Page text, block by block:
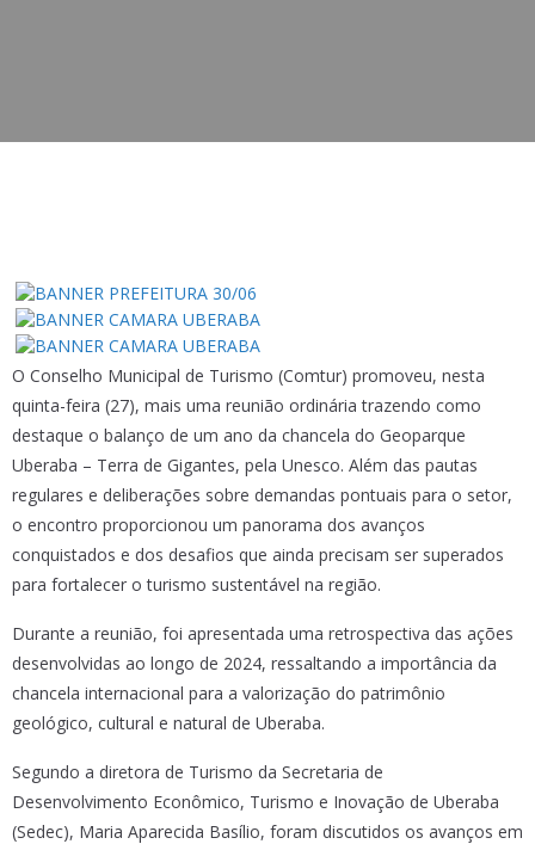
O Conselho Municipal de Turismo (Comtur) promoveu, nesta
quinta-feira (27), mais uma reunião ordinária trazendo como
destaque o balanço de um ano da chancela do Geoparque
Uberaba – Terra de Gigantes, pela Unesco. Além das pautas
regulares e deliberações sobre demandas pontuais para o setor,
o encontro proporcionou um panorama dos avanços
conquistados e dos desafios que ainda precisam ser superados
para fortalecer o turismo sustentável na região.
Durante a reunião, foi apresentada uma retrospectiva das ações
desenvolvidas ao longo de 2024, ressaltando a importância da
chancela internacional para a valorização do patrimônio
geológico, cultural e natural de Uberaba.
Segundo a diretora de Turismo da Secretaria de
Desenvolvimento Econômico, Turismo e Inovação de Uberaba
(Sedec), Maria Aparecida Basílio, foram discutidos os avanços em